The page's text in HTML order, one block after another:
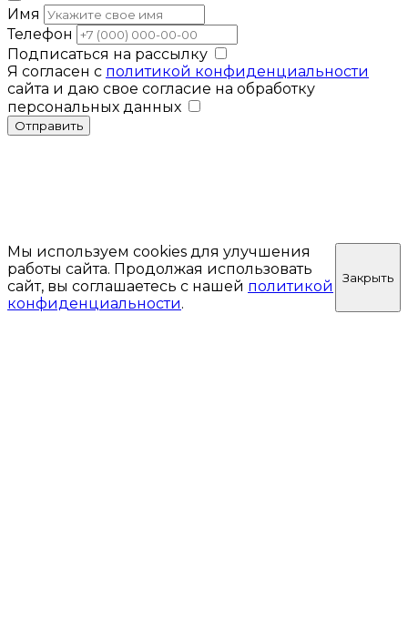
Имя
Телефон
Подписаться на рассылку
Я согласен с политикой конфиденциальности
сайта и даю свое согласие на обработку
персональных данных
Отправить
Мы используем cookies для улучшения
работы сайта. Продолжая использовать
сайт, вы соглашаетесь с нашей политикой
конфиденциальности.
Закрыть